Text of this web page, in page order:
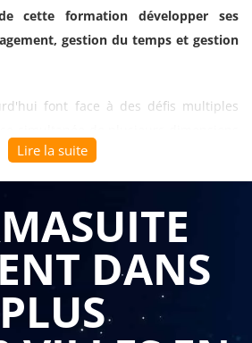
cette formation développer ses
gestion du temps et gestion
font face à des défis multiples
efficacité, gérer une charge de
perdre de vue l'essentiel, et maintenir
nécessitent des outils concrets et des
Se former de manière globale à ces
permet de développer une
cohérente qui conjugue performance
Lire la suite
DANS
PLUS